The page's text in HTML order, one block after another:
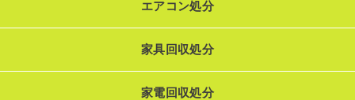
エアコン処分
家具回収処分
家電回収処分